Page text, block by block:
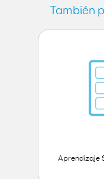
También
Aprendizaje